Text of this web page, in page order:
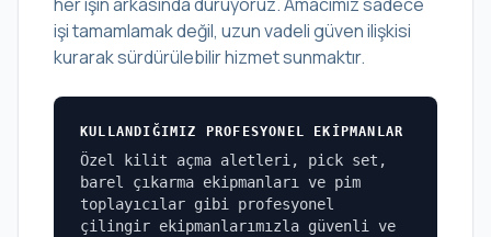
işi tamamlamak değil, uzun vadeli güven ilişkisi
kurarak sürdürülebilir hizmet sunmaktır.
KULLANDIĞIMIZ PROFESYONEL EKIPMANLAR
Özel kilit açma aletleri, pick set,
barel çıkarma ekipmanları ve pim
toplayıcılar gibi profesyonel
çilingir ekipmanlarımızla güvenli ve